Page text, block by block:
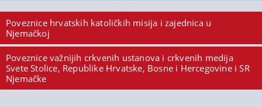
Poveznice hrvatskih katoličkih misija i zajednica u
Njemačkoj
Poveznice važnijih crkvenih ustanova i crkvenih medija
Svete Stolice, Republike Hrvatske, Bosne i Hercegovine i SR
Njemačke